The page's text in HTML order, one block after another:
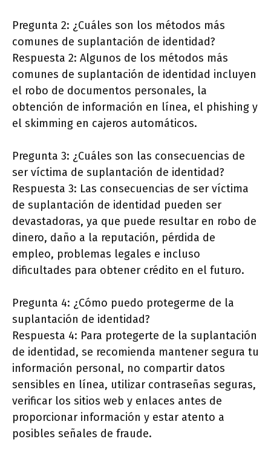
Pregunta 2: ¿Cuáles son los métodos más
comunes de suplantación de identidad?
Respuesta 2: Algunos de los métodos más
comunes de suplantación de identidad incluyen
el robo de documentos personales, la
obtención de información en línea, el phishing y
el skimming en cajeros automáticos.
Pregunta 3: ¿Cuáles son las consecuencias de
ser víctima de suplantación de identidad?
Respuesta 3: Las consecuencias de ser víctima
de suplantación de identidad pueden ser
devastadoras, ya que puede resultar en robo de
dinero, daño a la reputación, pérdida de
empleo, problemas legales e incluso
dificultades para obtener crédito en el futuro.
Pregunta 4: ¿Cómo puedo protegerme de la
suplantación de identidad?
Respuesta 4: Para protegerte de la suplantación
de identidad, se recomienda mantener segura tu
información personal, no compartir datos
sensibles en línea, utilizar contraseñas seguras,
verificar los sitios web y enlaces antes de
proporcionar información y estar atento a
posibles señales de fraude.